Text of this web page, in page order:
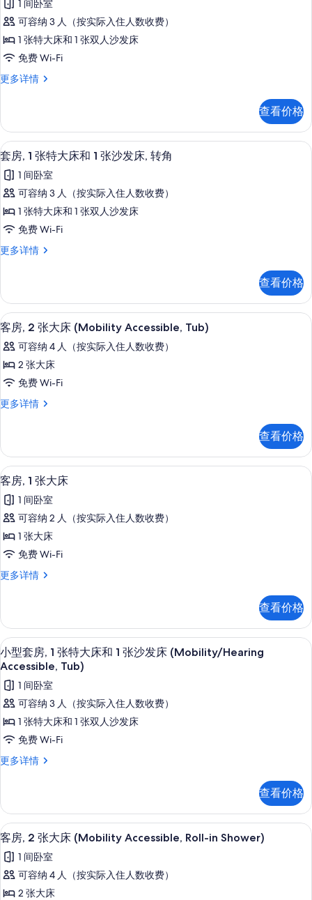
有
照
片
多
信
小
型
套
1
特
大
床
和
1
张
沙
发
所
有
照
片
1 间卧室
可容纳 3 人（按实际入住人数收费）
1 张特大床和 1 张双人沙发床
免费 Wi-Fi
更多详情
小
1
张
特
床
和
张
沙
床
息
查看价格
显
示
套
房,
1
张
特
床
和
1
张
沙
发
床,
的
所
有
照
片
客房内保险箱、办公桌、遮光窗帘、
4
套房, 1 张特大床和 1 张沙发床, 转角
1 间卧室
可容纳 3 人（按实际入住人数收费）
1 张特大床和 1 张双人沙发床
免费 Wi-Fi
更多详情
套
特
大
床
张
发
床,
转
多
息
查看价格
显
示
客
房,
张
床
(Mobility
Accessible,
Tub)
的
所
有
片
客房内保险箱、办公桌、遮光窗帘、
3
客房, 2 张大床 (Mobility Accessible, Tub)
可容纳 4 人（按实际入住人数收费）
2 张大床
免费 Wi-Fi
更多详情
客
大
床
(Mobility
Tub)
更
信
息
查看价格
显
示
客
房,
1
张
大
的
所
有
照
片
客房内保险箱、办公桌、遮光窗帘、
4
客房, 1 张大床
1 间卧室
可容纳 2 人（按实际入住人数收费）
1 张大床
免费 Wi-Fi
更多详情
客
大
床
更
多
息
查看价格
显
示
小
型
套
房,
1
张
大
床
和
张
沙
客房内保险箱、办公桌、遮光窗帘、
4
小型套房, 1 张特大床和 1 张沙发床 (Mobility/Hearing
Accessible, Tub)
1 间卧室
可容纳 3 人（按实际入住人数收费）
1 张特大床和 1 张双人沙发床
免费 Wi-Fi
更多详情
小
1
张
特
床
和
查看价格
显
示
客
房,
客房内保险箱、办公桌、遮光窗帘、
3
客房, 2 张大床 (Mobility Accessible, Roll-in Shower)
1 间卧室
可容纳 4 人（按实际入住人数收费）
2 张大床